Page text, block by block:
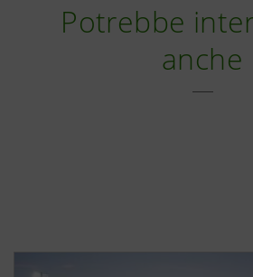
Potrebbe
anche